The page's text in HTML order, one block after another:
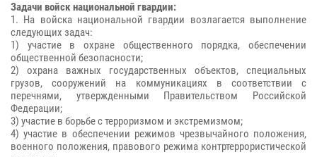
Задачи войск национальной гвардии:
1. На войска национальной гвардии возлагается выполнение
следующих задач:
1) участие в охране общественного порядка, обеспечении
общественной безопасности;
2) охрана важных государственных объектов, специальных
грузов, сооружений на коммуникациях в соответствии с
перечнями, утвержденными Правительством Российской
Федерации;
3) участие в борьбе с терроризмом и экстремизмом;
4) участие в обеспечении режимов чрезвычайного положения,
военного положения, правового режима контртеррористической